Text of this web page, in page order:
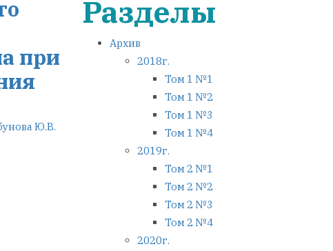
при
Ю.В.
Разделы
Архив
2018г.
Том 1 №1
Том 1 №2
Том 1 №3
Том 1 №4
2019г.
Том 2 №1
Том 2 №2
Том 2 №3
Том 2 №4
2020г.